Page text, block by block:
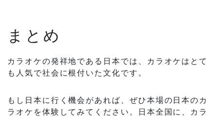
まとめ
カラオケの発祥地である日本では、カラオケはとて
も人気で社会に根付いた文化です。
もし日本に行く機会があれば、ぜひ本場の日本のカ
ラオケを体験してみてください。日本全国に、カラ